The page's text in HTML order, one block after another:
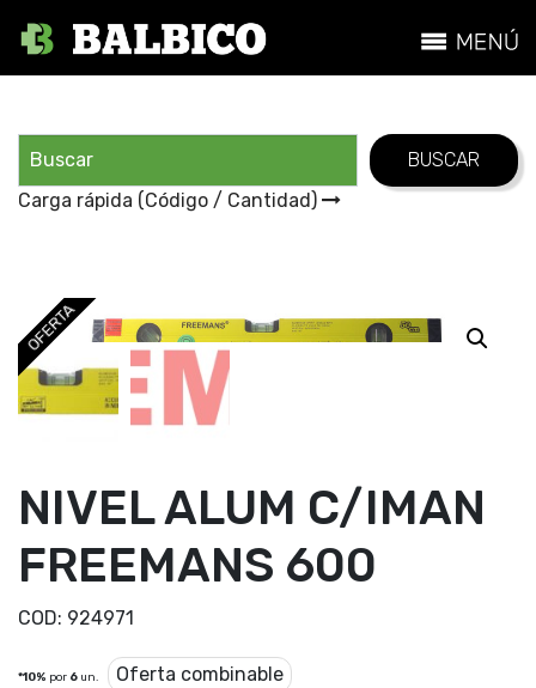
Carga rápida (Código / Cantidad)
OFERTA
NIVEL ALUM C/IMAN
FREEMANS 600
COD: 924971
*10% por 6 un.
Oferta combinable